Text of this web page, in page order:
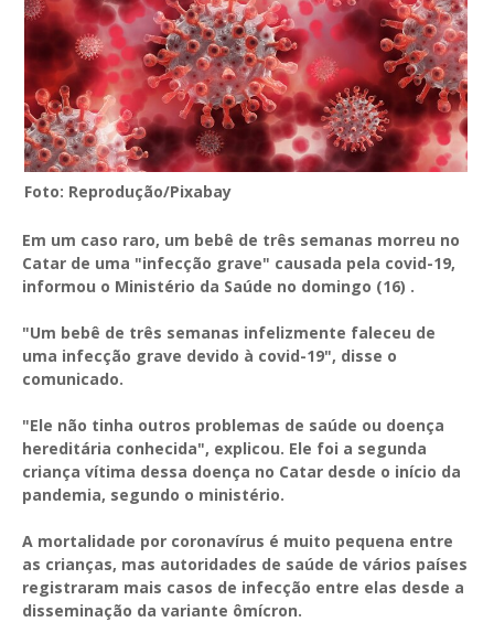
Foto: Reprodução/Pixabay
Em um caso raro, um bebê de três semanas morreu no
Catar de uma "infecção grave" causada pela covid-19,
informou o Ministério da Saúde no domingo (16) .
"Um bebê de três semanas infelizmente faleceu de
uma infecção grave devido à covid-19", disse o
comunicado.
"Ele não tinha outros problemas de saúde ou doença
hereditária conhecida", explicou. Ele foi a segunda
criança vítima dessa doença no Catar desde o início da
pandemia, segundo o ministério.
A mortalidade por coronavírus é muito pequena entre
as crianças, mas autoridades de saúde de vários países
registraram mais casos de infecção entre elas desde a
disseminação da variante ômícron.